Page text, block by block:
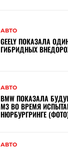
АВТО
GEELY ПОКАЗАЛА
ГИБРИДНЫХ
АВТО
BMW ПОКАЗАЛА
M3 ВО ВРЕМЯ
НЮРБУРГРИНГЕ
АВТО